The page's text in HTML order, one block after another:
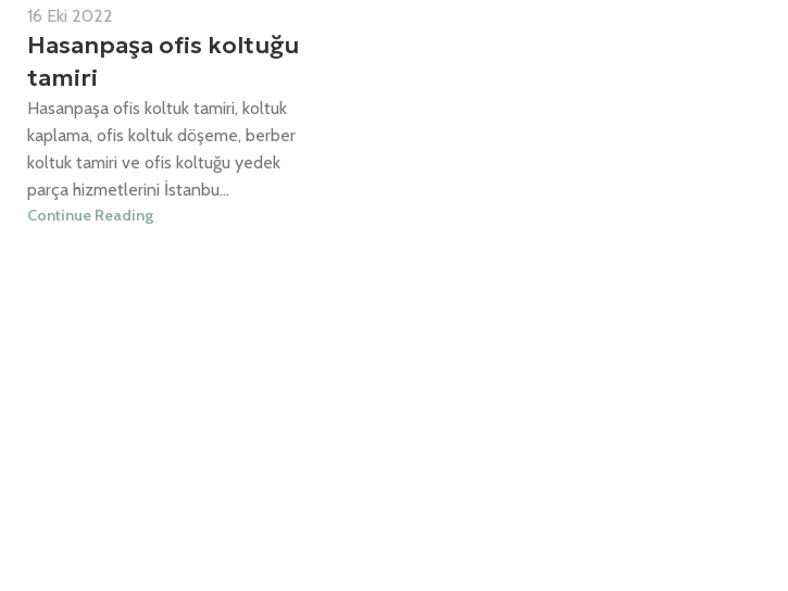
16 Eki 2022
Hasanpaşa ofis koltuğu
tamiri
Hasanpaşa ofis koltuk tamiri, koltuk
kaplama, ofis koltuk döşeme, berber
koltuk tamiri ve ofis koltuğu yedek
parça hizmetlerini İstanbu...
Continue Reading